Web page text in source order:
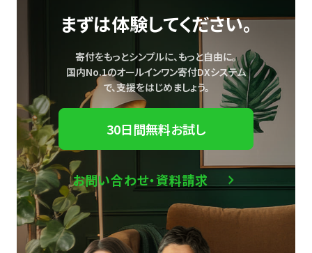
まずは体験してください。
寄付をもっとシンプルに、もっと自由に。
国内No.1のオールインワン寄付DXシステム
で、支援をはじめましょう。
30日間無料お試し
お問い合わせ・資料請求